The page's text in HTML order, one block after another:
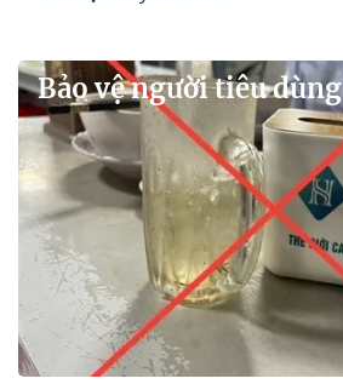
Bảo vệ người tiêu dùng